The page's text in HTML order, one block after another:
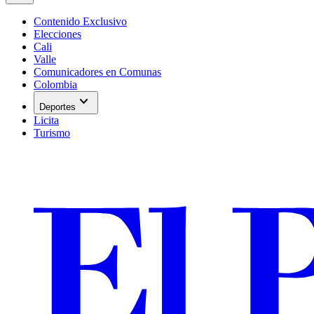
Contenido Exclusivo
Elecciones
Cali
Valle
Comunicadores en Comunas
Colombia
Deportes expand_more
Licita
Turismo